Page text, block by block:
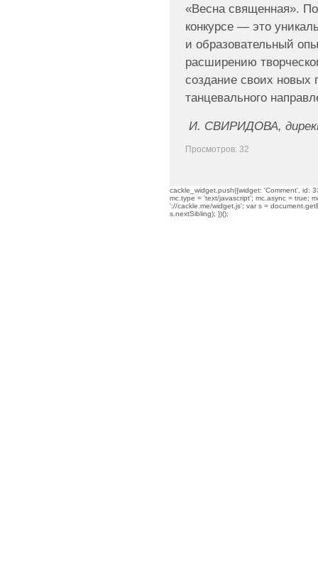
«Весна священная».
конкурсе — это
и образовательный
расширению
создание своих новых
танцевального
И. СВИРИДОВА,
Просмотров: 32
cackle_widget.push({widget: 'Comment', id:
mc.type = 'text/javascript'; mc.async = true;
'://cackle.me/widget.js'; var s =
s.nextSibling); })();